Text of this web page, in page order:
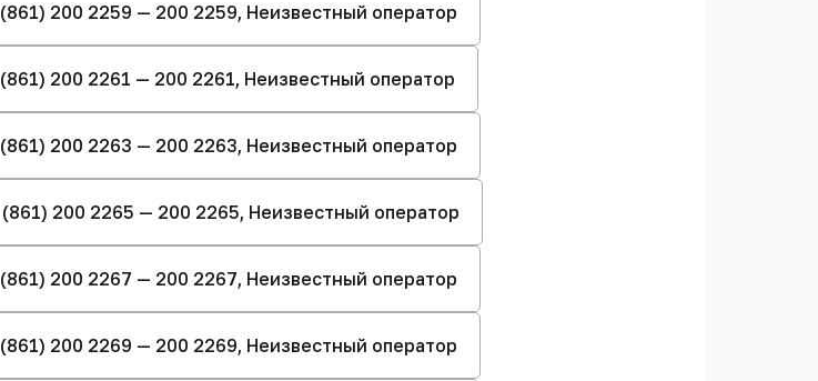
(861) 200 2259 — 200 2259, Неизвестный оператор
(861) 200 2261 — 200 2261, Неизвестный оператор
(861) 200 2263 — 200 2263, Неизвестный оператор
(861) 200 2265 — 200 2265, Неизвестный оператор
(861) 200 2267 — 200 2267, Неизвестный оператор
(861) 200 2269 — 200 2269, Неизвестный оператор